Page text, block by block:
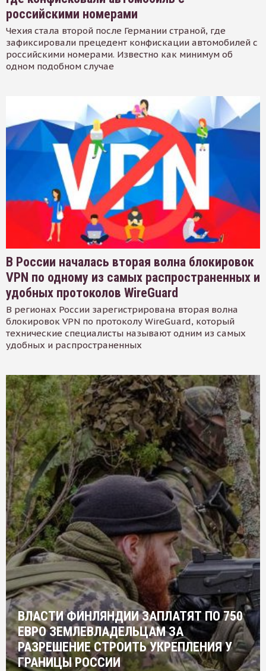
российскими номерами
Чехия стала второй после Германии страной, где
зафиксировали прецедент конфискации автомобилей с
российскими номерами. Известно как минимум об
одном подобном случае
В России началась вторая волна блокировок
VPN по одному из самых распространенных и
удобных протоколов WireGuard
В регионах России зарегистрирована вторая волна
блокировок VPN по протоколу WireGuard, который
технические специалисты называют одним из самых
удобных и распространенных
ВЛАСТИ ФИНЛЯНДИИ ЗАПЛАТЯТ ПО 750
ЕВРО ЗЕМЛЕВЛАДЕЛЬЦАМ ЗА
РАЗРЕШЕНИЕ СТРОИТЬ УКРЕПЛЕНИЯ У
ГРАНИЦЫ РОССИИ